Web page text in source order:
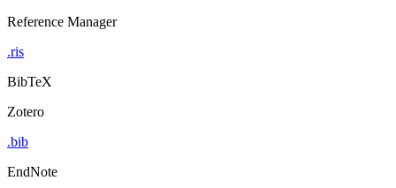
Reference Manager
.ris
BibTeX
Zotero
.bib
EndNote